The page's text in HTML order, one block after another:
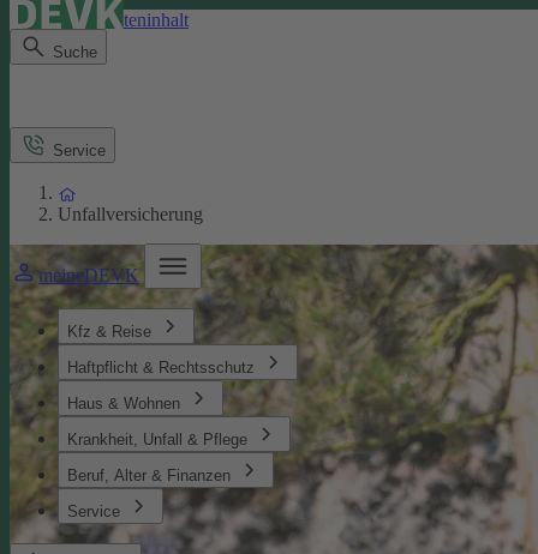
Direkt zum Seiteninhalt
Suche
meineDEVK
Kfz & Reise
Haftpflicht & Rechtsschutz
Haus & Wohnen
Krankheit, Unfall & Pflege
Beruf, Alter & Finanzen
Service
Service
Unfallversicherung